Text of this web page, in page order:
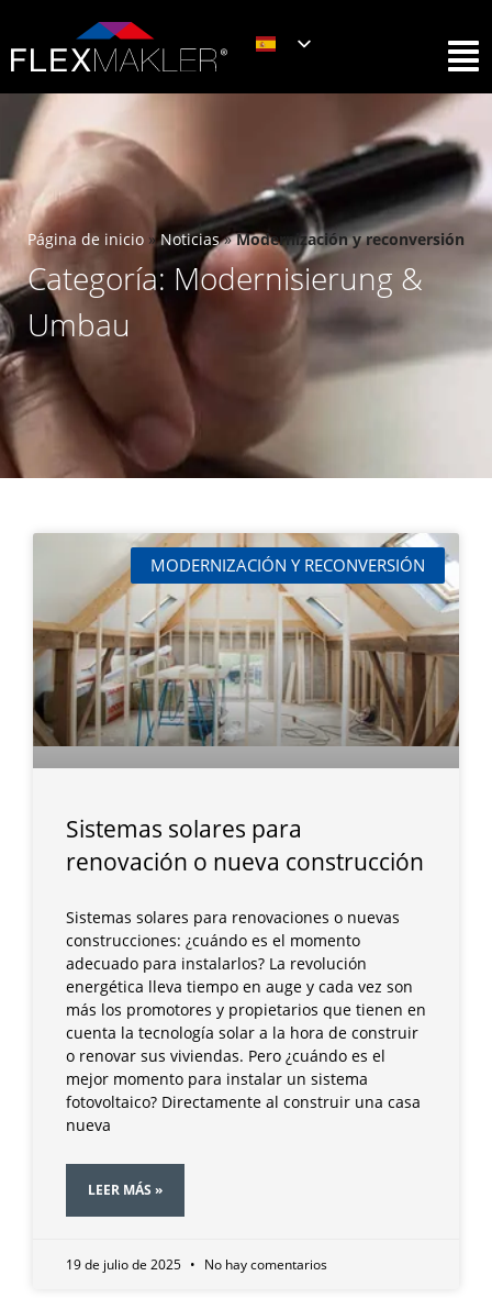
Página de inicio »Noticias»Modernización y reconversión
Categoría: Modernisierung &
Umbau
MODERNIZACIÓN Y RECONVERSIÓN
Sistemas solares para
renovación o nueva construcción
Sistemas solares para renovaciones o nuevas
construcciones: ¿cuándo es el momento
adecuado para instalarlos? La revolución
energética lleva tiempo en auge y cada vez son
más los promotores y propietarios que tienen en
cuenta la tecnología solar a la hora de construir
o renovar sus viviendas. Pero ¿cuándo es el
mejor momento para instalar un sistema
fotovoltaico? Directamente al construir una casa
nueva
LEER MÁS »
19 de julio de 2025 No hay comentarios